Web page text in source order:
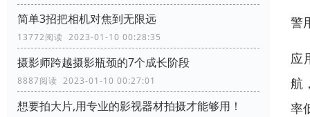
简单3招把相机对焦到无限远
13772阅读 2023-01-10 00:28:35
摄影师跨越摄影瓶颈的7个成长阶段
8887阅读 2023-01-10 00:27:01
想要拍大片,用专业的影视器材拍摄才能够用！
警
应
航
率